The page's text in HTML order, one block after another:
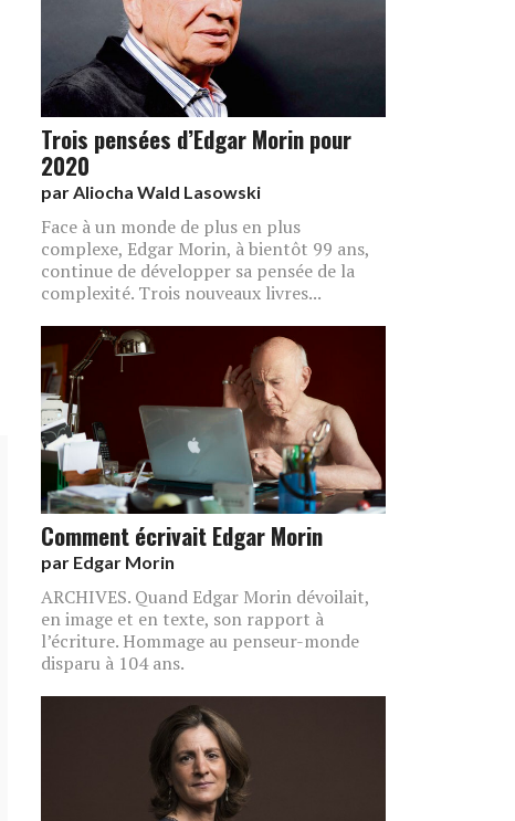
Trois pensées d’Edgar Morin pour
2020
parAliocha Wald Lasowski
Face à un monde de plus en plus
complexe, Edgar Morin, à bientôt 99 ans,
continue de développer sa pensée de la
complexité. Trois nouveaux livres...
Comment écrivait Edgar Morin
par Edgar Morin
ARCHIVES. Quand Edgar Morin dévoilait,
en image et en texte, son rapport à
l’écriture. Hommage au penseur-monde
disparu à 104 ans.